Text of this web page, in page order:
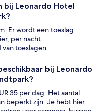
bij Leonardo Hotel
Er wordt een toeslag
per nacht.
toeslagen.
bij Leonardo
35 per dag. Het aantal
beperkt zijn. Je hebt hier